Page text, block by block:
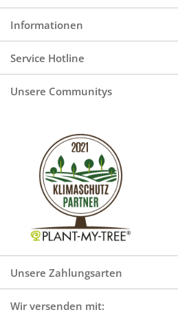
Informationen
Service Hotline
Unsere Communitys
Unsere Zahlungsarten
Wir versenden mit: